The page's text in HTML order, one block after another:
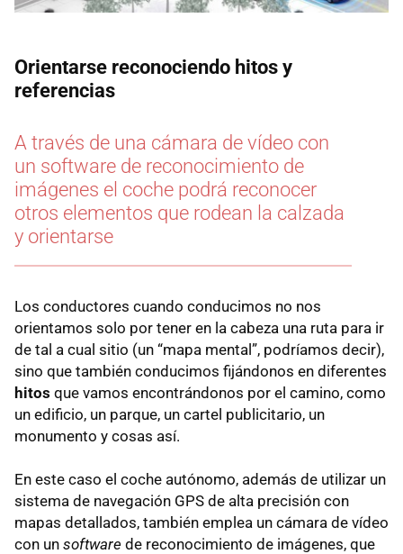
Orientarse reconociendo hitos y
referencias
A través de una cámara de vídeo con
un software de reconocimiento de
imágenes el coche podrá reconocer
otros elementos que rodean la calzada
y orientarse
Los conductores cuando conducimos no nos
orientamos solo por tener en la cabeza una ruta para ir
de tal a cual sitio (un “mapa mental”, podríamos decir),
sino que también conducimos fijándonos en diferentes
hitos que vamos encontrándonos por el camino, como
un edificio, un parque, un cartel publicitario, un
monumento y cosas así.
En este caso el coche autónomo, además de utilizar un
sistema de navegación GPS de alta precisión con
mapas detallados, también emplea un cámara de vídeo
con un software de reconocimiento de imágenes, que